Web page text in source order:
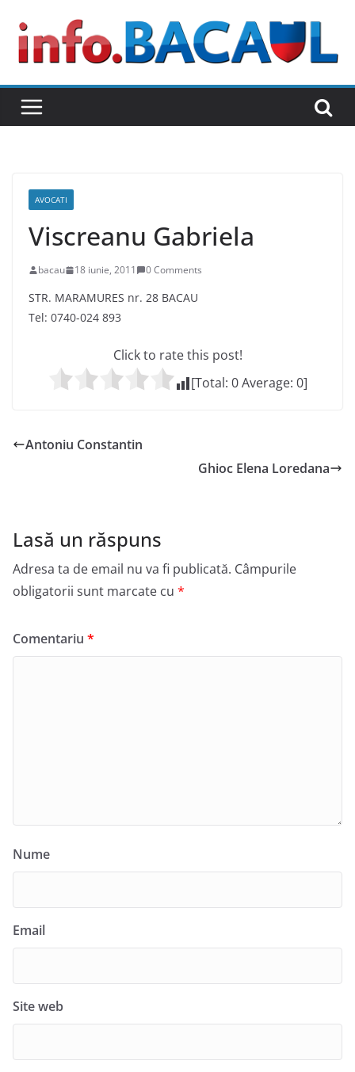
content
AVOCATI
Viscreanu Gabriela
bacau 18 iunie, 2011 0 Comments
STR. MARAMURES nr. 28 BACAU
Tel: 0740-024 893
Click to rate this post!
[Total: 0Average: 0]
Antoniu Constantin
Ghioc Elena Loredana
Lasă un răspuns
Adresa ta de email nu va fi publicată. Câmpurile
obligatorii sunt marcate cu *
Comentariu *
Nume
Email
Site web